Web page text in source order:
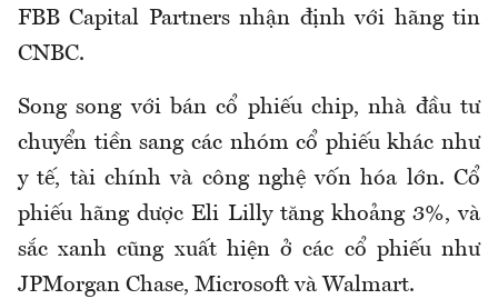
FBB Capital Partners nhận định với hãng tin
CNBC.
Song song với bán cổ phiếu chip, nhà đầu tư
chuyển tiền sang các nhóm cổ phiếu khác như
y tế, tài chính và công nghệ vốn hóa lớn. Cổ
phiếu hãng dược Eli Lilly tăng khoảng 3%, và
sắc xanh cũng xuất hiện ở các cổ phiếu như
JPMorgan Chase, Microsoft và Walmart.